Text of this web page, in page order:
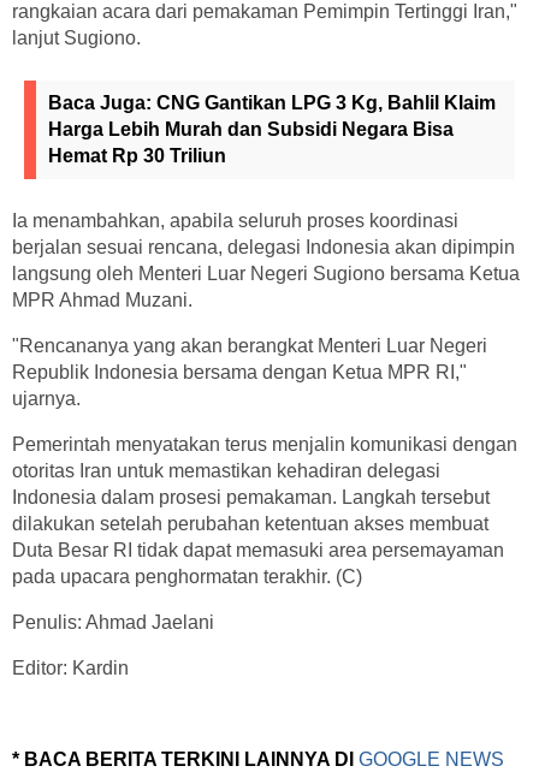
rangkaian acara dari pemakaman Pemimpin Tertinggi Iran,"
lanjut Sugiono.
Baca Juga: CNG Gantikan LPG 3 Kg, Bahlil Klaim
Harga Lebih Murah dan Subsidi Negara Bisa
Hemat Rp 30 Triliun
Ia menambahkan, apabila seluruh proses koordinasi
berjalan sesuai rencana, delegasi Indonesia akan dipimpin
langsung oleh Menteri Luar Negeri Sugiono bersama Ketua
MPR Ahmad Muzani.
"Rencananya yang akan berangkat Menteri Luar Negeri
Republik Indonesia bersama dengan Ketua MPR RI,"
ujarnya.
Pemerintah menyatakan terus menjalin komunikasi dengan
otoritas Iran untuk memastikan kehadiran delegasi
Indonesia dalam prosesi pemakaman. Langkah tersebut
dilakukan setelah perubahan ketentuan akses membuat
Duta Besar RI tidak dapat memasuki area persemayaman
pada upacara penghormatan terakhir. (C)
Penulis: Ahmad Jaelani
Editor: Kardin
* BACA BERITA TERKINI LAINNYA DI GOOGLE NEWS